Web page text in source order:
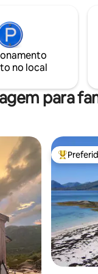
para
seu
para 2 a
perto da
mesmo
você
caminhar
carros
no local
para
hóspedes Entre os